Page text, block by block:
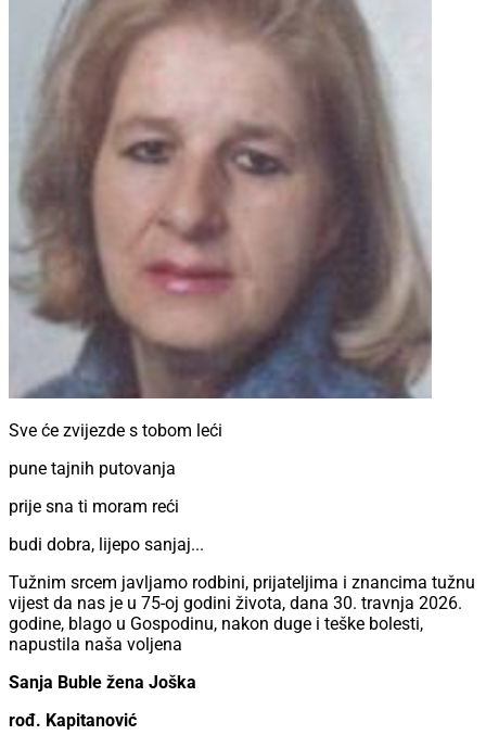
Sve će zvijezde s tobom leći
pune tajnih putovanja
prije sna ti moram reći
budi dobra, lijepo sanjaj...
Tužnim srcem javljamo rodbini, prijateljima i znancima tužnu
vijest da nas je u 75-oj godini života, dana 30. travnja 2026.
godine, blago u Gospodinu, nakon duge i teške bolesti,
napustila naša voljena
Sanja Buble žena Joška
rođ. Kapitanović